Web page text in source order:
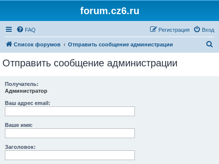
forum.cz6.ru
FAQ Вход
Регистрация
Список форумов Отправить сообщение администрации
Отправить сообщение администрации
Получатель:
Администратор
Ваш адрес email:
Ваше имя:
Заголовок: